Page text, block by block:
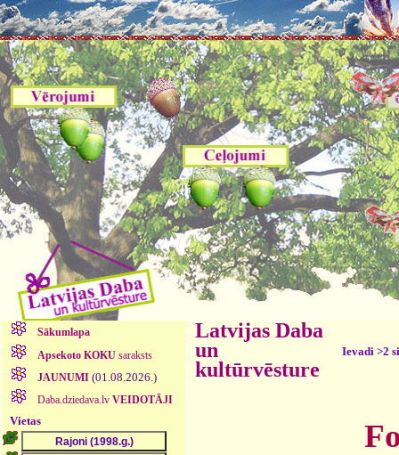
Sākumlapa
Apsekoto KOKUsaraksts
JAUNUMI (01.08.2026.)
Daba.dziedava.lv VEIDOTĀJI
Vietas
Latvijas Daba
un
kultūrvēsture
Ievadi >2